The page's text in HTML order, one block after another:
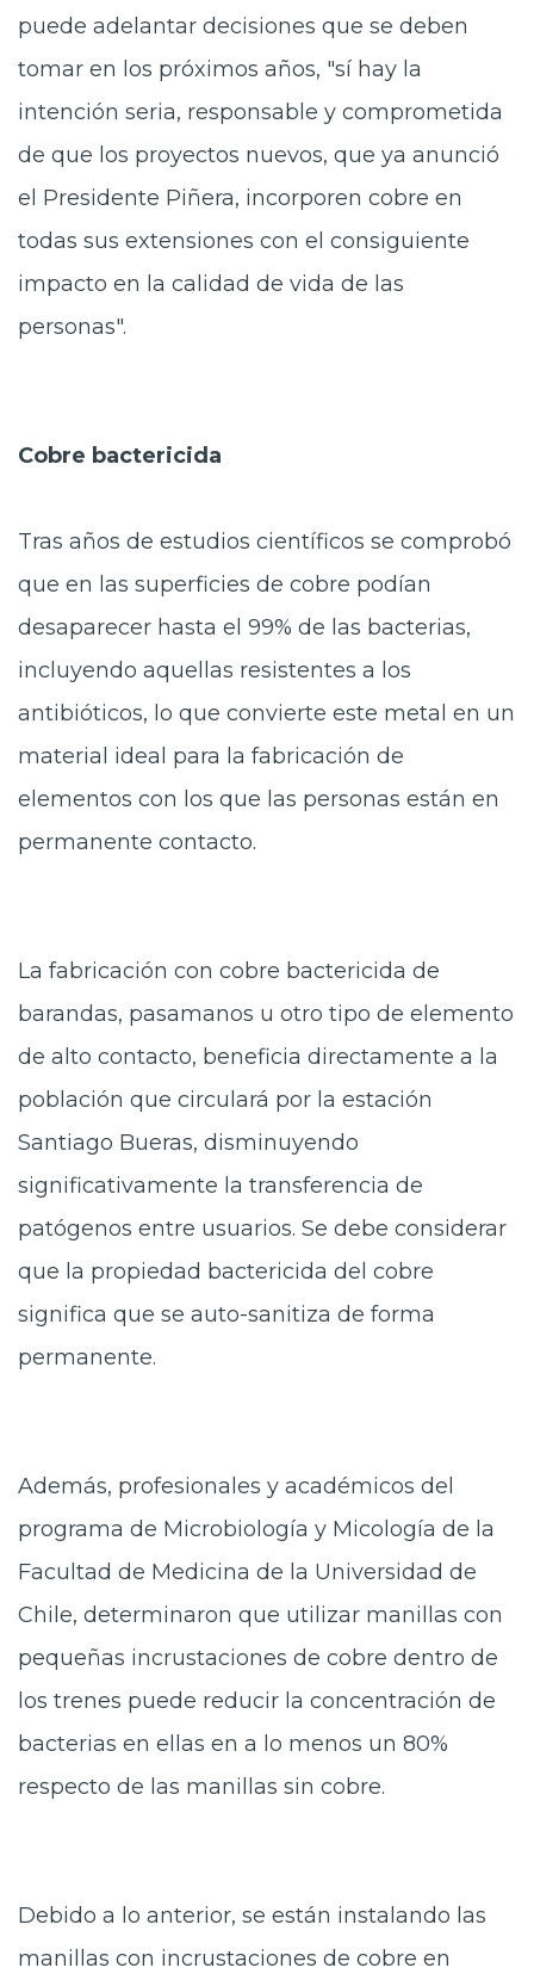
puede adelantar decisiones que se deben
tomar en los próximos años, "sí hay la
intención seria, responsable y comprometida
de que los proyectos nuevos, que ya anunció
el Presidente Piñera, incorporen cobre en
todas sus extensiones con el consiguiente
impacto en la calidad de vida de las
personas".
Cobre bactericida
Tras años de estudios científicos se comprobó
que en las superficies de cobre podían
desaparecer hasta el 99% de las bacterias,
incluyendo aquellas resistentes a los
antibióticos, lo que convierte este metal en un
material ideal para la fabricación de
elementos con los que las personas están en
permanente contacto.
La fabricación con cobre bactericida de
barandas, pasamanos u otro tipo de elemento
de alto contacto, beneficia directamente a la
población que circulará por la estación
Santiago Bueras, disminuyendo
significativamente la transferencia de
patógenos entre usuarios. Se debe considerar
que la propiedad bactericida del cobre
significa que se auto-sanitiza de forma
permanente.
Además, profesionales y académicos del
programa de Microbiología y Micología de la
Facultad de Medicina de la Universidad de
Chile, determinaron que utilizar manillas con
pequeñas incrustaciones de cobre dentro de
los trenes puede reducir la concentración de
bacterias en ellas en a lo menos un 80%
respecto de las manillas sin cobre.
Debido a lo anterior, se están instalando las
manillas con incrustaciones de cobre en